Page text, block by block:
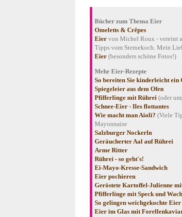
Bücher zum Thema Eier
Omeletts & Crêpes
Eier von Michel Roux - vereint
Tipps vom Sternekoch. Mein
Eier (besonders schöne Fotos!)
Mehr Eier-Rezepte
So bereiten Sie kinderleicht ein
Spiegeleier aus dem Ofen
Pfifferlinge mit Rührei (oder
Schnee-Eier - Iles flottantes
Wie macht man Aioli? (Viele
Mayonnaise
Salzburger Nockerln
Geräucherter Aal auf Rührei
Arme Ritter
Rührei - so geht's!
Ei-Mayo-Kresse-Sandwich
Eier pochieren
Geröstete Kartoffel-Julienne
Pfifferlinge mit Speck und
So gelingen weichgekochte Eier
Eier im Glas mit